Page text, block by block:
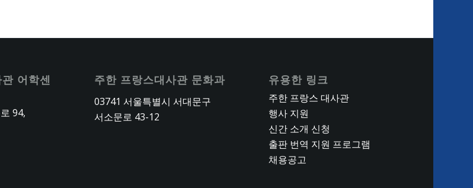
어학센
94,
주한 프랑스대사관 문화과
03741 서울특별시 서대문구
서소문로 43-12
유용한 링크
주한 프랑스 대사관
행사 지원
신간 소개 신청
출판 번역 지원 프로그램
채용공고